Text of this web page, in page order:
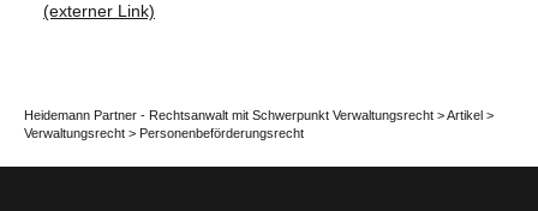
(externer Link)
Heidemann Partner - Rechtsanwalt mit Schwerpunkt Verwaltungsrecht >Artikel >
Verwaltungsrecht > Personenbeförderungsrecht